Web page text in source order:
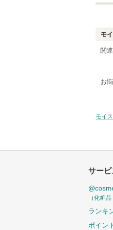
モ
関
お
モイ
サービ
（化粧
ランキ
ポイン